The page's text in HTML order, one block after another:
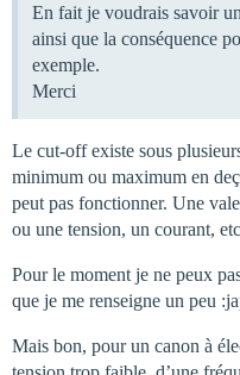
En fait je voudrais savoir
ainsi que la conséquence
exemple.
Merci
Le cut-off existe sous
minimum ou maximum en
peut pas fonctionner. Une
ou une tension, un courant,
Pour le moment je ne peux
que je me renseigne un peu
Mais bon, pour un canon à